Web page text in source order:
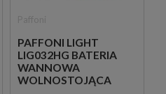
PAFFONI LIGHT
LIG032HG BATERIA
WANNOWA
WOLNOSTOJĄCA